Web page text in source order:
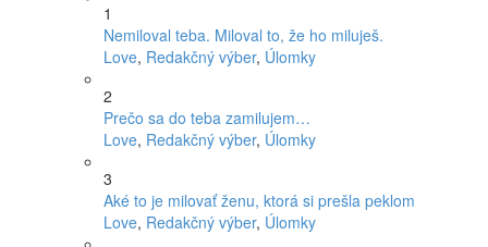
1
Nemiloval teba. Miloval to, že ho miluješ.
Love, Redakčný výber, Úlomky
2
Prečo sa do teba zamilujem…
Love, Redakčný výber, Úlomky
3
Aké to je milovať ženu, ktorá si prešla peklom
Love, Redakčný výber, Úlomky